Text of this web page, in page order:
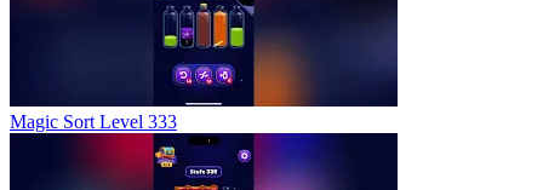
Magic Sort Level 333